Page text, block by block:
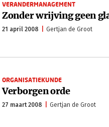
VERANDERMANAGEMENT
Zonder wrijving geen
21 april 2008 Gertjan de Groot
ORGANISATIEKUNDE
Verborgen orde
27 maart 2008 Gertjan de Groot